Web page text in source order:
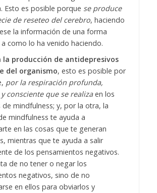
Esto es posible porque se produce
de reseteo del cerebro, haciendo
la información de una forma
como lo ha venido haciendo.
la producción de antidepresivos
del organismo, esto es posible por
por la respiración profunda,
consciente que se realizaen los
de mindfulness; y, por la otra, la
mindfulness te ayuda a
en las cosas que te generan
mientras que te ayuda a salir
de los pensamientos negativos.
de no tener o negar los
negativos, sino de no
en ellos para obviarlos y